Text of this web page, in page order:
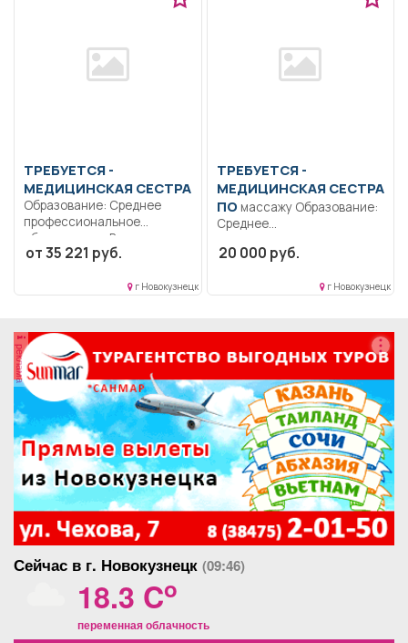
ТРЕБУЕТСЯ -
МЕДИЦИНСКАЯ СЕСТРА
Образование: Среднее
профессиональное
образование.. Выполняет
назначения врача
от 35 221 руб.
г Новокузнецк
ТРЕБУЕТСЯ -
МЕДИЦИНСКАЯ СЕСТРА
ПО массажу Образование:
Среднее
образование..
помещение, массажный
20 000 руб.
г Новокузнецк
реклама
Сейчас в г. Новокузнецк (09:46)
18.3 Co
переменная облачность